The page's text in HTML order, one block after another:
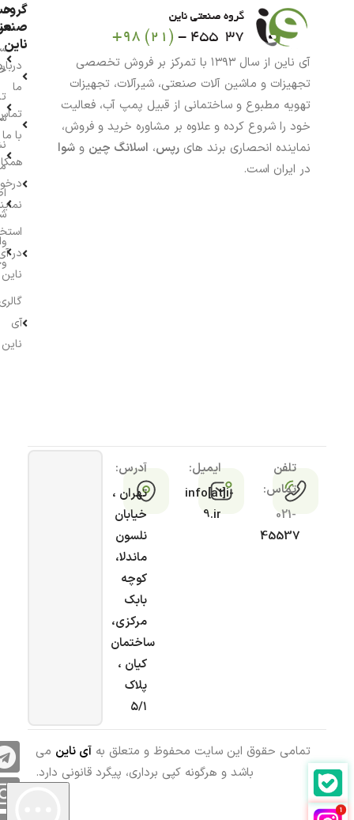
آی ناین از سال ۱۳۹۳ با تمرکز بر فروش تخصصی
تجهیزات و ماشین آلات صنعتی، شیرآلات، تجهیزات
تهویه مطبوع و ساختمانی از قبیل پمپ آب، فعالیت
خود را شروع کرده و علاوه بر مشاوره خرید و فروش،
نماینده انحصاری برند های رپس، اسلانگ چین و شوا
در ایران است.
گروه
ناین
ما
با ما
در
ناین
آی
ناین
تلفن
تماس:
021-
45537
ایمیل:
info[at]i-
9.ir
آدرس:
تهران ،
خیابان
نلسون
ماندلا،
کوچه
بابک
مرکزی،
ساختمان
کیان ،
پلاک
۵/۱
تمامی حقوق این سایت محفوظ و متعلق به آی ناین می
باشد و هرگونه کپی برداری، پیگرد قانونی دارد.